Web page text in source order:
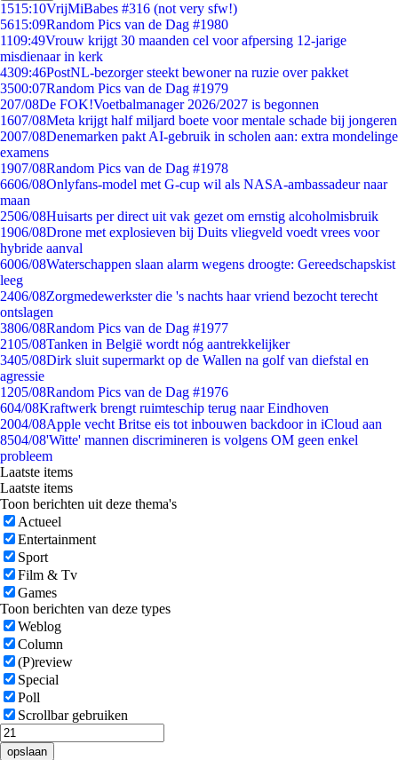
1515:10VrijMiBabes #316 (not very sfw!)
5615:09Random Pics van de Dag #1980
1109:49Vrouw krijgt 30 maanden cel voor afpersing 12-jarige
misdienaar in kerk
4309:46PostNL-bezorger steekt bewoner na ruzie over pakket
3500:07Random Pics van de Dag #1979
207/08De FOK!Voetbalmanager 2026/2027 is begonnen
1607/08Meta krijgt half miljard boete voor mentale schade bij jongeren
2007/08Denemarken pakt AI-gebruik in scholen aan: extra mondelinge
examens
1907/08Random Pics van de Dag #1978
6606/08Onlyfans-model met G-cup wil als NASA-ambassadeur naar
maan
2506/08Huisarts per direct uit vak gezet om ernstig alcoholmisbruik
1906/08Drone met explosieven bij Duits vliegveld voedt vrees voor
hybride aanval
6006/08Waterschappen slaan alarm wegens droogte: Gereedschapskist
leeg
2406/08Zorgmedewerkster die 's nachts haar vriend bezocht terecht
ontslagen
3806/08Random Pics van de Dag #1977
2105/08Tanken in België wordt nóg aantrekkelijker
3405/08Dirk sluit supermarkt op de Wallen na golf van diefstal en
agressie
1205/08Random Pics van de Dag #1976
604/08Kraftwerk brengt ruimteschip terug naar Eindhoven
2004/08Apple vecht Britse eis tot inbouwen backdoor in iCloud aan
8504/08'Witte' mannen discrimineren is volgens OM geen enkel
probleem
Laatste items
Laatste items
Toon berichten uit deze thema's
Actueel
Entertainment
Sport
Film & Tv
Games
Toon berichten van deze types
Weblog
Column
(P)review
Special
Poll
Scrollbar gebruiken
opslaan